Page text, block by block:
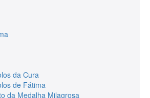
da Cura
de Fátima
da Medalha Milagrosa